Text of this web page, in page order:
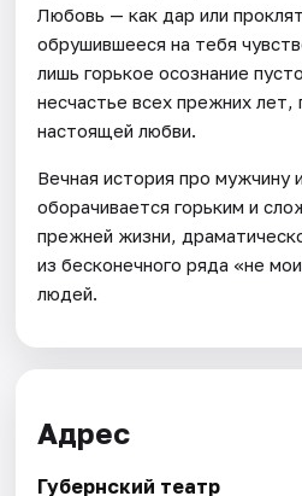
Любовь — как дар или
обрушившееся на тебя
лишь горькое осознание
несчастье всех прежних
настоящей любви.
Вечная история про мужчину
оборачивается горьким и
прежней жизни,
из бесконечного ряда «не
людей.
Адрес
Губернский театр